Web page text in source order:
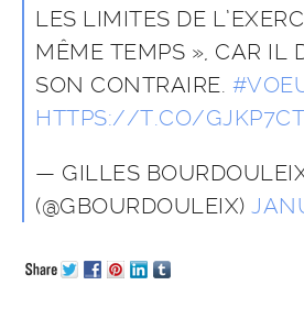
LES LIMITES DE
MÊME TEMPS », CAR IL
SON CONTRAIRE.
HTTPS://T.CO/
— GILLES
(@GBOURDOULEIX)